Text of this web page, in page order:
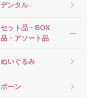
デンタル
セット品・BOX
品・アソート品
ぬいぐるみ
ボーン